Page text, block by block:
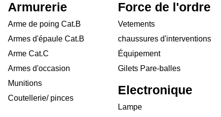
Armurerie
Arme de poing Cat.B
Armes d'épaule Cat.B
Arme Cat.C
Armes d'occasion
Munitions
Coutellerie/ pinces
Force de l'ordre
Vetements
chaussures d'interventions
Équipement
Gilets Pare-balles
Electronique
Lampe